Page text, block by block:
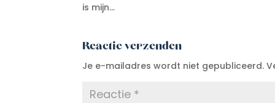
is mijn…
Reactie verzenden
Je e-mailadres wordt niet gepubliceerd.